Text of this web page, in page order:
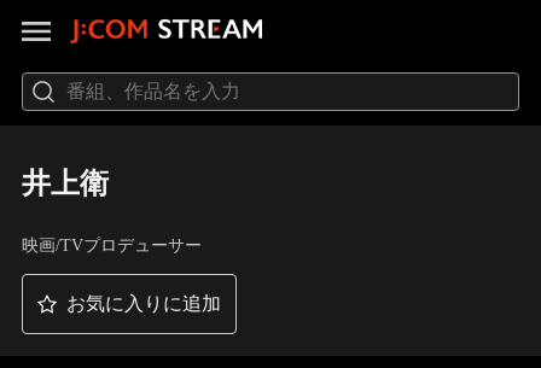
井上衛
映画/TVプロデューサー
お気に入りに追加